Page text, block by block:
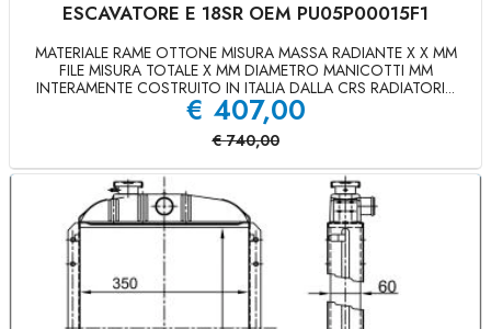
ESCAVATORE E 18SR OEM PU05P00015F1
MATERIALE RAME OTTONE MISURA MASSA RADIANTE X X MM
FILE MISURA TOTALE X MM DIAMETRO MANICOTTI MM
INTERAMENTE COSTRUITO IN ITALIA DALLA CRS RADIATORI...
€ 407,00
€ 740,00